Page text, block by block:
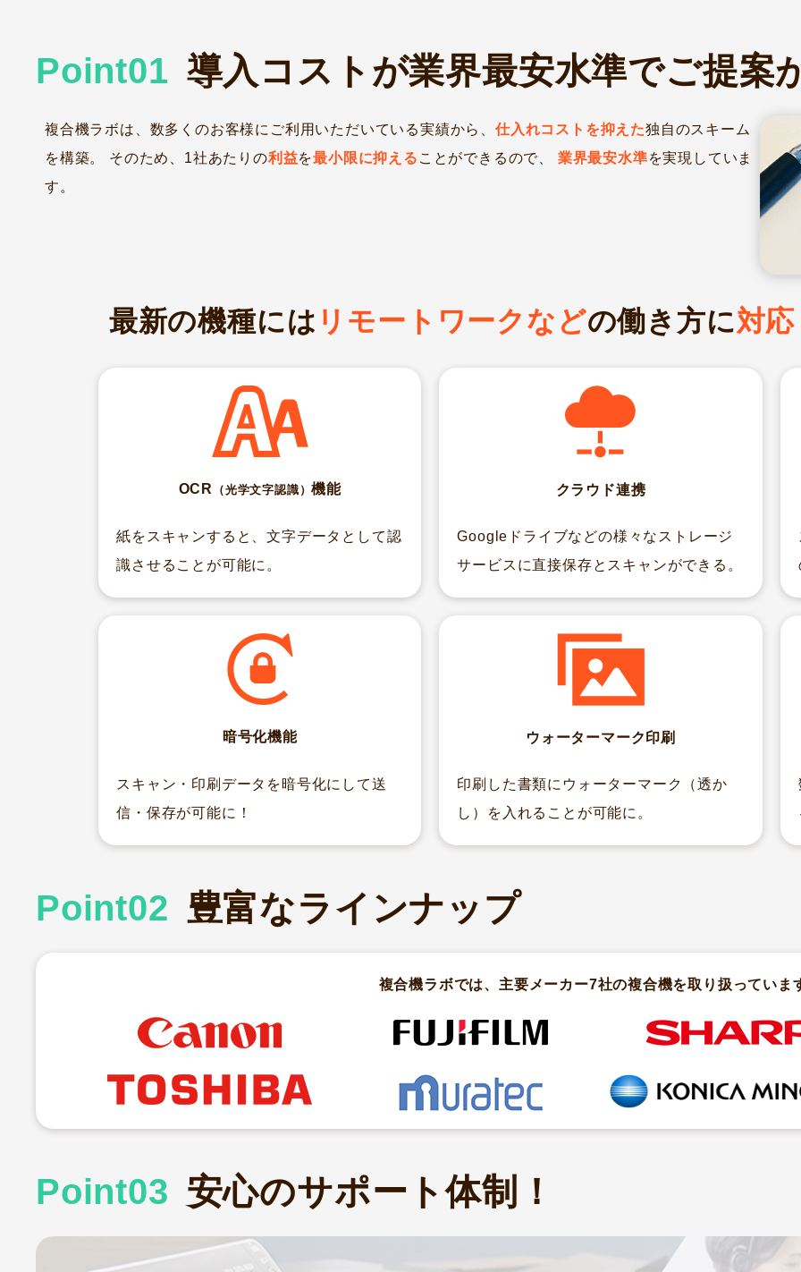
Point01 導入コストが業界最安水準でご提案
複合機ラボは、数多くのお客様にご利用いただいている実績から、仕入れコストを抑えた独自のスキーム
を構築。 そのため、1社あたりの利益を最小限に抑える ことができるので、 業界最安水準を実現していま
す。
最新の機種には リモートワークなどの働き方に対応
OCR （光学文字認識）機能
紙をスキャンすると、文字データとして認
識させることが可能に。
クラウド連携
Googleドライブなどの様々なストレージ
サービスに直接保存とスキャンができる。
暗号化機能
スキャン・印刷データを暗号化にして送
信・保存が可能に！
ウォーターマーク印刷
印刷した書類にウォーターマーク（透か
し）を入れることが可能に。
Point02 豊富なラインナップ
複合機ラボでは、主要メーカー7社の複合機を取り扱っていま
Point03 安心のサポート体制！